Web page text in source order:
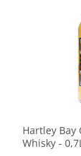
Hartley Bay
Whisky -